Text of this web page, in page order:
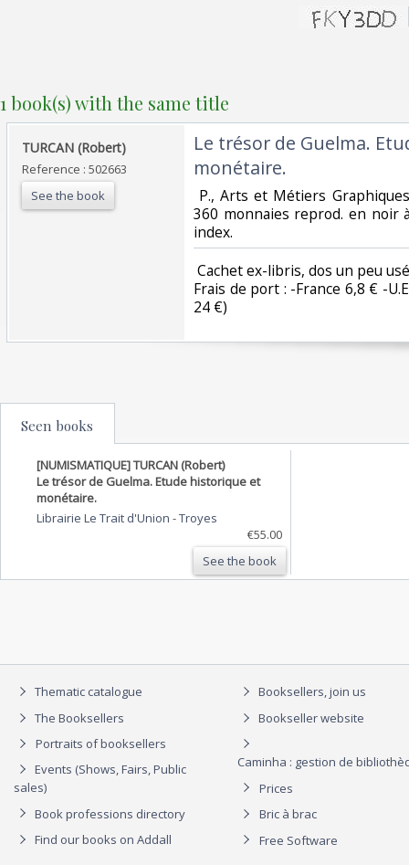
1 book(s) with the same title
‎TURCAN (Robert)‎
Reference : 502663
See the book
‎Le trésor de Guelma.
monétaire.‎
P., Arts et Métiers
360 monnaies reprod. en noir
index. ‎
Cachet ex-libris, dos un peu
Frais de port : -France 6,8 € -
24 €) ‎
Seen books
[NUMISMATIQUE] TURCAN (Robert)
Le trésor de Guelma. Etude historique et
monétaire.
Librairie Le Trait d'Union -Troyes
€55.00
See the book
Thematic catalogue
The Booksellers
Portraits of booksellers
Events (Shows, Fairs, Public
sales)
Book professions directory
Find our books on Addall
Booksellers, join us
Bookseller website
Caminha : gestion de
Prices
Bric à brac
Free Software